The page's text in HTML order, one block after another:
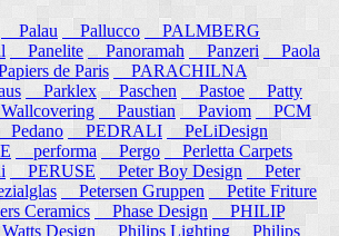
Palau Pallucco
PALMBERG
Panelite Panoramah Panzeri
Paola
de Paris
PARACHILNA
Parklex Paschen Pastoe
Patty
Paustian Paviom
PCM
Pedano PEDRALI
PeLiDesign
performa Pergo
Perletta Carpets
PERUSE Peter Boy Design
Peter
Petersen Gruppen
Petite Friture
Ceramics
Phase Design
PHILIP
Design
Philips Lighting
Philips